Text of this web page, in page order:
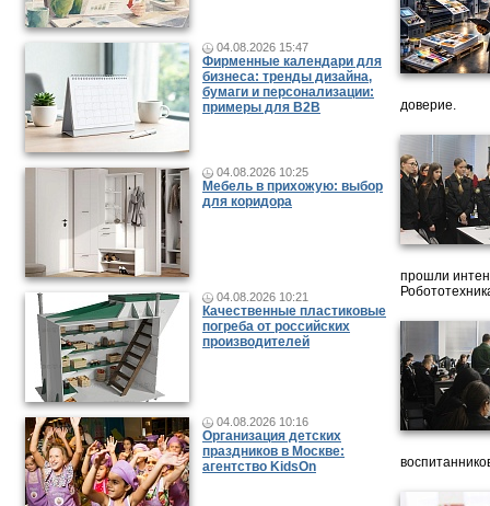
04.08.2026 15:47
Фирменные календари для
бизнеса: тренды дизайна,
бумаги и персонализации:
примеры для B2B
04.08.2026 10:25
Мебель в прихожую: выбор
для коридора
04.08.2026 10:21
Качественные пластиковые
погреба от российских
производителей
04.08.2026 10:16
Организация детских
праздников в Москве:
агентство KidsOn
доверие.
прошли